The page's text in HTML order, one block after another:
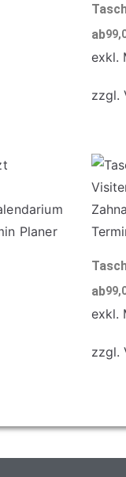
ab
exkl.
zzgl.
ab
exkl.
zzgl.